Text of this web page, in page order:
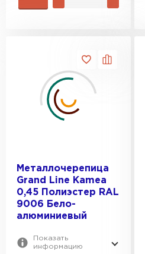
Металлочерепица
Grand Line Kamea
0,45 Полиэстер RAL
9006 Бело-
алюминиевый
Показать
информацию